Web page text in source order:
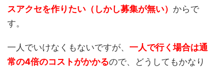
スアクセを作りたい（しかし募集が無い） からで
す。
一人でいけなくもないですが、 一人で行く場合は通
常の4倍のコストがかかるので、どうしてもかなり